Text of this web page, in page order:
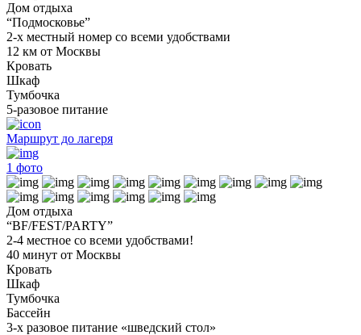
Дом отдыха
“Подмосковье”
2-х местный номер со всеми удобствами
12 км от Москвы
Кровать
Шкаф
Тумбочка
5-разовое питание
Маршрут до лагеря
1 фото
Дом отдыха
“BF/FEST/PARTY”
2-4 местное со всеми удобствами!
40 минут от Москвы
Кровать
Шкаф
Тумбочка
Бассейн
3-х разовое питание «шведский стол»